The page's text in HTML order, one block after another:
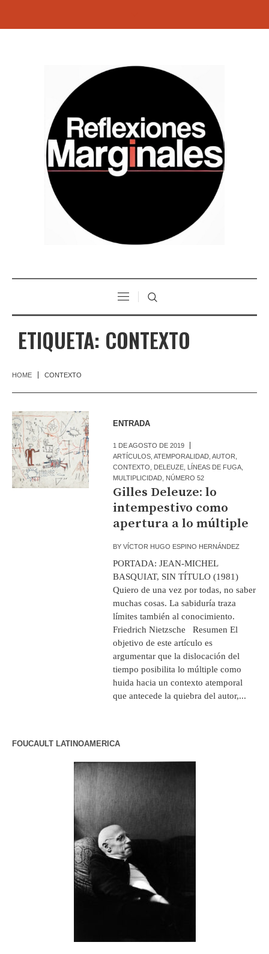
ETIQUETA: CONTEXTO
HOME CONTEXTO
ENTRADA
1 DE AGOSTO DE 2019
ARTÍCULOS ,ATEMPORALIDAD ,AUTOR
CONTEXTO
DELEUZE LÍNEAS DE FUGA
MULTIPLICIDAD NÚMERO 52
Gilles Deleuze: lo
intempestivo como
apertura a lo múltiple
BYVÍCTOR HUGO ESPINO HERNÁNDEZ
PORTADA: JEAN-MICHEL
BASQUIAT, SIN TÍTULO (1981)
Quiero de una vez por todas, no saber
muchas cosas. La sabiduría traza
límites también al conocimiento.
Friedrich Nietzsche Resumen El
objetivo de este artículo es
argumentar que la dislocación del
tiempo posibilita lo múltiple como
huida hacia un contexto atemporal
que antecede la quiebra del autor,...
FOUCAULT LATINOAMERICA